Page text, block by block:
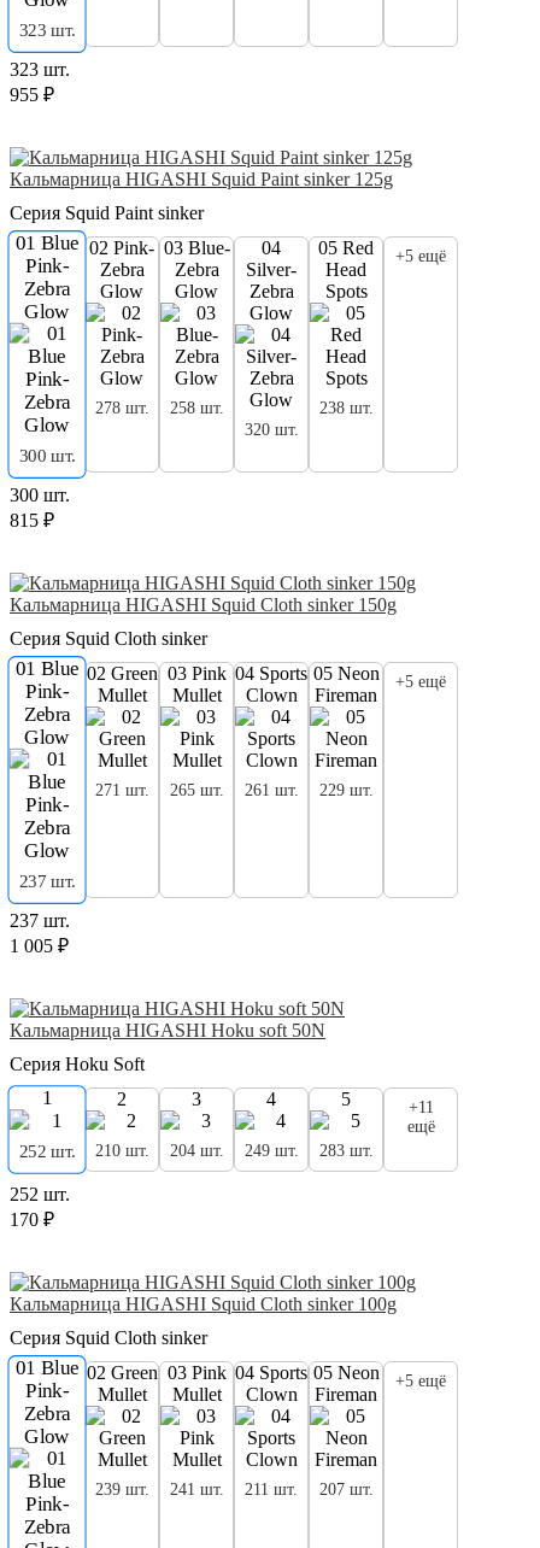
323 шт.
323 шт.
955 ₽
Кальмарница HIGASHI Squid Paint sinker 125g
Серия Squid Paint sinker
01 Blue
Pink-
Zebra
Glow
300 шт.
02 Pink-
Zebra
Glow
278 шт.
03 Blue-
Zebra
Glow
258 шт.
04
Silver-
Zebra
Glow
320 шт.
05 Red
Head
Spots
238 шт.
+5 ещё
300 шт.
815 ₽
Кальмарница HIGASHI Squid Cloth sinker 150g
Серия Squid Cloth sinker
01 Blue
Pink-
Zebra
Glow
237 шт.
02 Green
Mullet
271 шт.
03 Pink
Mullet
265 шт.
04 Sports
Clown
261 шт.
05 Neon
Fireman
229 шт.
+5 ещё
237 шт.
1 005 ₽
Кальмарница HIGASHI Hoku soft 50N
Серия Hoku Soft
1
252 шт.
2
210 шт.
3
204 шт.
4
249 шт.
5
283 шт.
+11
ещё
252 шт.
170 ₽
Кальмарница HIGASHI Squid Cloth sinker 100g
Серия Squid Cloth sinker
01 Blue
Pink-
Zebra
Glow
02 Green
Mullet
239 шт.
03 Pink
Mullet
241 шт.
04 Sports
Clown
211 шт.
05 Neon
Fireman
207 шт.
+5 ещё